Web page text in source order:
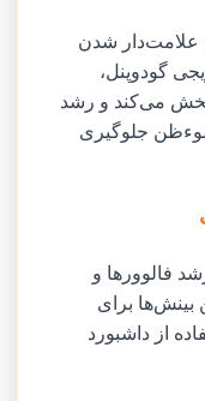
علامت‌دار شدن
گودوپنل،
پخش می‌کند و رشد
جلوگیری
فالوورها و
بینش‌ها برای
از داشبورد